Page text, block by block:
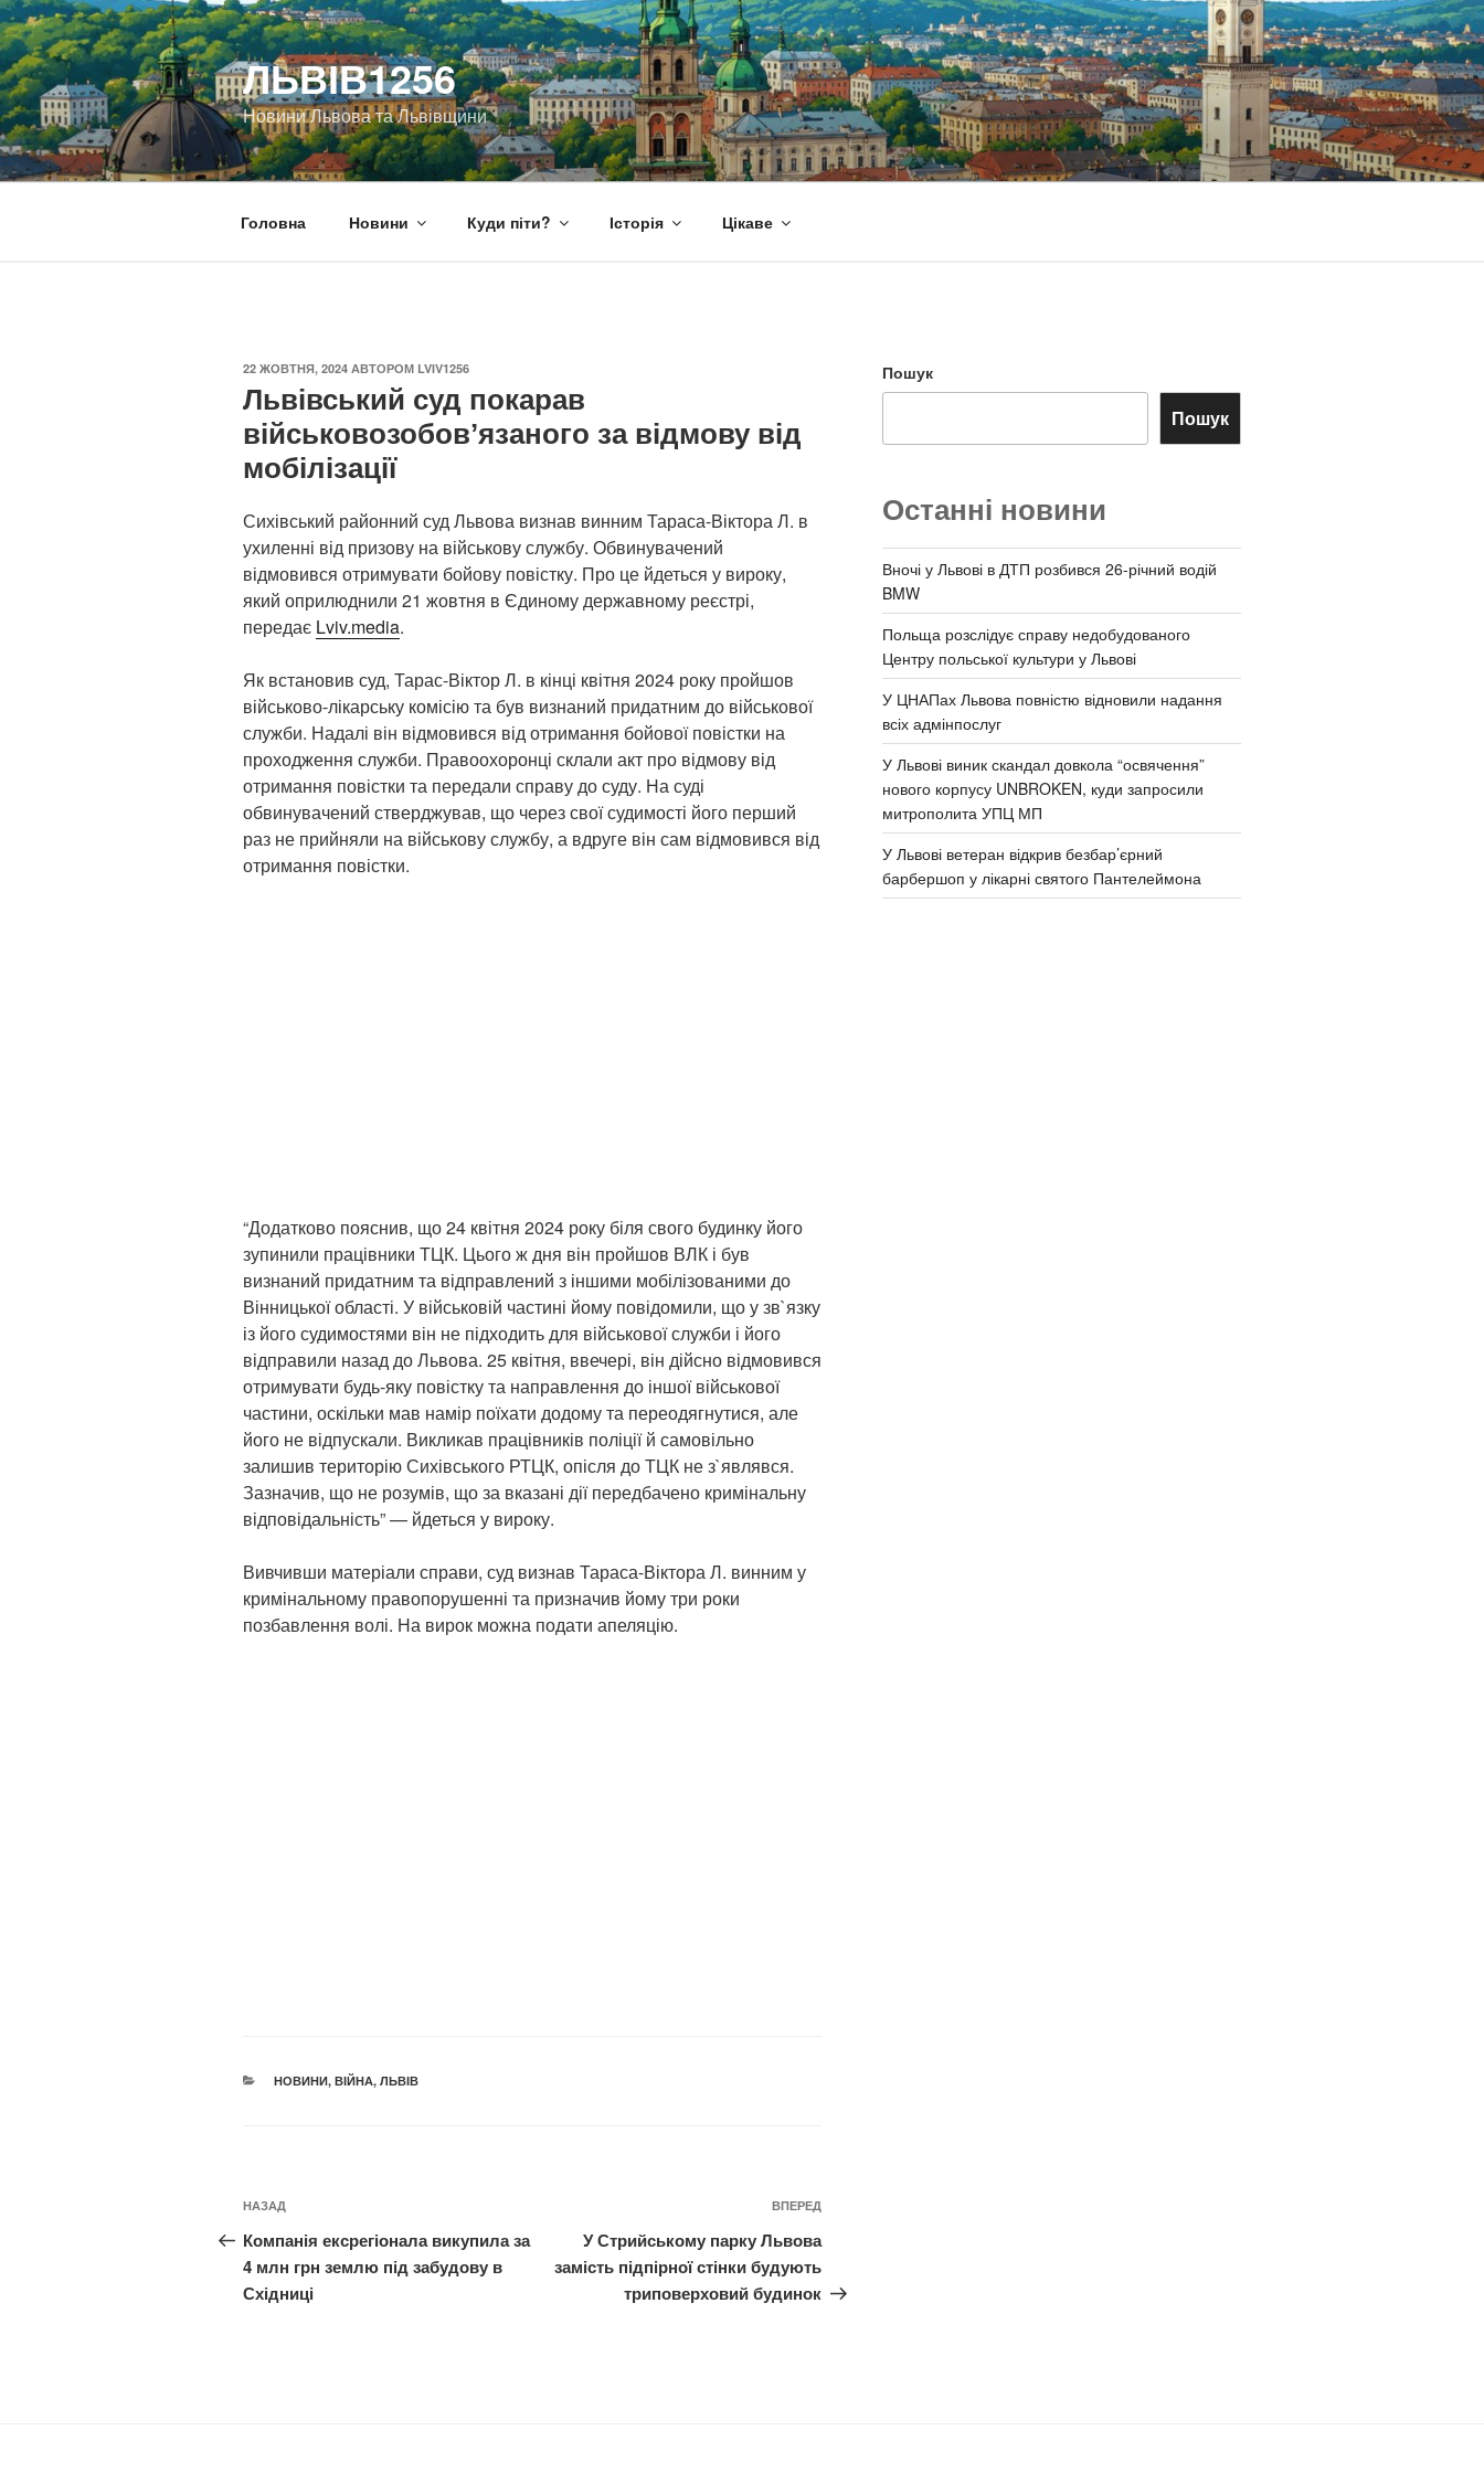
Перейти
до
вмісту
ЛЬВІВ1256
Новини Львова та Львівщини
Головна Новини Куди піти? Історія Цікаве
ОПУБЛІКОВАНО
22 ЖОВТНЯ, 2024 АВТОРОМ LVIV1256
Львівський суд покарав
військовозобовʼязаного за відмову від
мобілізації
Сихівський районний суд Львова визнав винним Тараса-Віктора Л. в
ухиленні від призову на військову службу. Обвинувачений
відмовився отримувати бойову повістку. Про це йдеться у вироку,
який оприлюднили 21 жовтня в Єдиному державному реєстрі,
передає Lviv.media.
Як встановив суд, Тарас-Віктор Л. в кінці квітня 2024 року пройшов
військово-лікарську комісію та був визнаний придатним до військової
служби. Надалі він відмовився від отримання бойової повістки на
проходження служби. Правоохоронці склали акт про відмову від
отримання повістки та передали справу до суду. На суді
обвинувачений стверджував, що через свої судимості його перший
раз не прийняли на військову службу, а вдруге він сам відмовився від
отримання повістки.
“Додатково пояснив, що 24 квітня 2024 року біля свого будинку його
зупинили працівники ТЦК. Цього ж дня він пройшов ВЛК і був
визнаний придатним та відправлений з іншими мобілізованими до
Вінницької області. У військовій частині йому повідомили, що у зв`язку
із його судимостями він не підходить для військової служби і його
відправили назад до Львова. 25 квітня, ввечері, він дійсно відмовився
отримувати будь-яку повістку та направлення до іншої військової
частини, оскільки мав намір поїхати додому та переодягнутися, але
його не відпускали. Викликав працівників поліції й самовільно
залишив територію Сихівського РТЦК, опісля до ТЦК не з`являвся.
Зазначив, що не розумів, що за вказані дії передбачено кримінальну
відповідальність” — йдеться у вироку.
Вивчивши матеріали справи, суд визнав Тараса-Віктора Л. винним у
кримінальному правопорушенні та призначив йому три роки
позбавлення волі. На вирок можна подати апеляцію.
КАТЕГОРІЇ
НОВИНИ, ВІЙНА, ЛЬВІВ
Навігація
записів
Попередній
запис:
НАЗАД
Компанія ексрегіонала викупила за
4 млн грн землю під забудову в
Східниці
Наступний
запис
ВПЕРЕД
У Стрийському парку Львова
замість підпірної стінки будують
триповерховий будинок
Пошук
Пошук
Останні новини
Вночі у Львові в ДТП розбився 26-річний водій
BMW
Польща розслідує справу недобудованого
Центру польської культури у Львові
У ЦНАПах Львова повністю відновили надання
всіх адмінпослуг
У Львові виник скандал довкола “освячення”
нового корпусу UNBROKEN, куди запросили
митрополита УПЦ МП
У Львові ветеран відкрив безбар’єрний
барбершоп у лікарні святого Пантелеймона